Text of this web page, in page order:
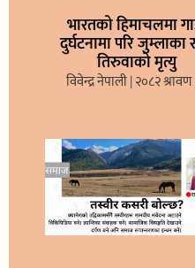
भारतको हिमाचलमा
दुर्घटनामा परि जुम्लाका
तिरुवाको मृत्यु
विवेन्द्र नेपाली २०८२